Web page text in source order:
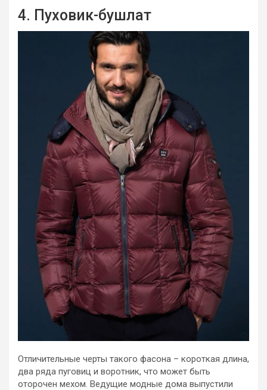
4. Пуховик-бушлат
Отличительные черты такого фасона – короткая длина,
два ряда пуговиц и воротник, что может быть
оторочен мехом. Ведущие модные дома выпустили